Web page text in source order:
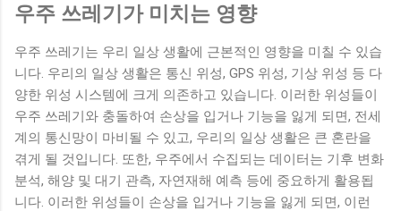
우주 쓰레기가 미치는 영향
우주 쓰레기는 우리 일상 생활에 근본적인 영향을 미칠 수 있습
니다. 우리의 일상 생활은 통신 위성, GPS 위성, 기상 위성 등 다
양한 위성 시스템에 크게 의존하고 있습니다. 이러한 위성들이
우주 쓰레기와 충돌하여 손상을 입거나 기능을 잃게 되면, 전세
계의 통신망이 마비될 수 있고, 우리의 일상 생활은 큰 혼란을
겪게 될 것입니다. 또한, 우주에서 수집되는 데이터는 기후 변화
분석, 해양 및 대기 관측, 자연재해 예측 등에 중요하게 활용됩
니다. 이러한 위성들이 손상을 입거나 기능을 잃게 되면, 이런